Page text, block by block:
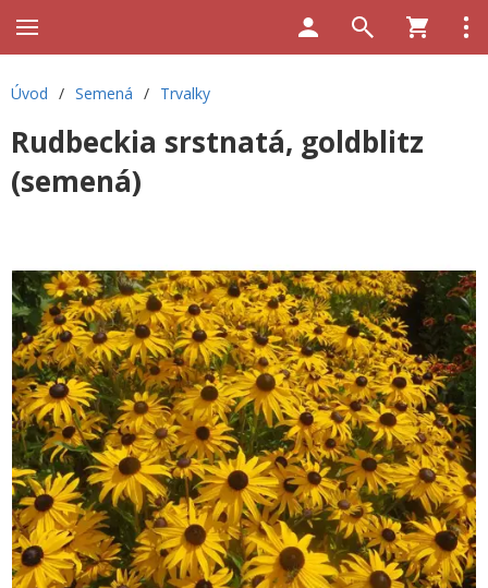
Úvod / Semená / Trvalky
Rudbeckia srstnatá, goldblitz
(semená)